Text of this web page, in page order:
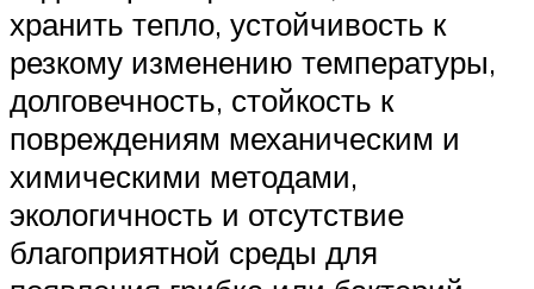
хранить тепло, устойчивость к
резкому изменению температуры,
долговечность, стойкость к
повреждениям механическим и
химическими методами,
экологичность и отсутствие
благоприятной среды для